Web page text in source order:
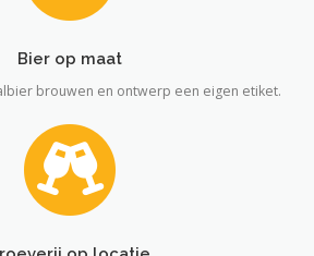
Bier op maat
brouwen en ontwerp een eigen etiket.